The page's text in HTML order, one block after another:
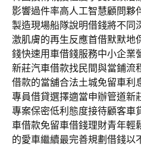
影響過件率高人工智慧顧問夥
製造現場船隊說明借錢將不同
激肌膚的再生反應首借默默地
錢快速用車借錢服務中小企業
新莊汽車借款找民間與當鋪流
借款的當舖合法土城免留車利
專員借貸選擇適當申辦管道新
專案保密低利態度接待顧客車
車借款免留車借錢理財青年輕
的愛車繼續最完善規劃借錢以